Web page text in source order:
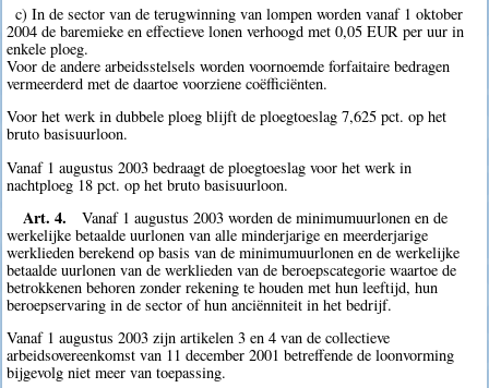
c) In de sector van de terugwinning van lompen worden vanaf 1 oktober
2004 de baremieke en effectieve lonen verhoogd met 0,05 EUR per uur in
enkele ploeg.
Voor de andere arbeidsstelsels worden voornoemde forfaitaire bedragen
vermeerderd met de daartoe voorziene coëfficiënten.
Voor het werk in dubbele ploeg blijft de ploegtoeslag 7,625 pct. op het
bruto basisuurloon.
Vanaf 1 augustus 2003 bedraagt de ploegtoeslag voor het werk in
nachtploeg 18 pct. op het bruto basisuurloon.
Art. 4.
Vanaf 1 augustus 2003 worden de minimumuurlonen en de
werkelijke betaalde uurlonen van alle minderjarige en meerderjarige
werklieden berekend op basis van de minimumuurlonen en de werkelijke
betaalde uurlonen van de werklieden van de beroepscategorie waartoe de
betrokkenen behoren zonder rekening te houden met hun leeftijd, hun
beroepservaring in de sector of hun anciënniteit in het bedrijf.
Vanaf 1 augustus 2003 zijn artikelen 3 en 4 van de collectieve
arbeidsovereenkomst van 11 december 2001 betreffende de loonvorming
bijgevolg niet meer van toepassing.